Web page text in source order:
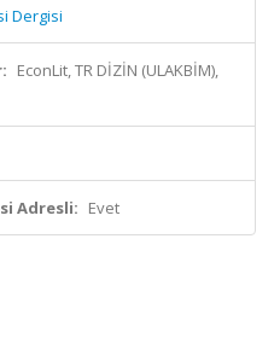
Dergisi
EconLit, TR DİZİN (ULAKBİM),
Adresli: Evet